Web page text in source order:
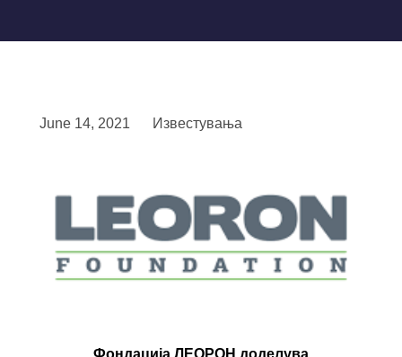
June 14, 2021 Известувања